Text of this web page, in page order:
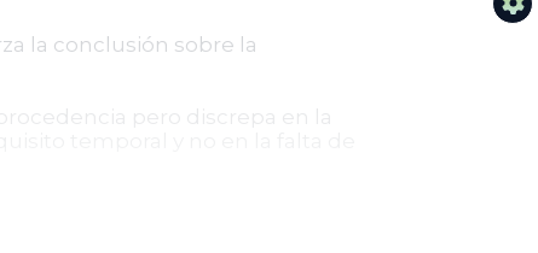
la conclusión sobre la
pero discrepa en la